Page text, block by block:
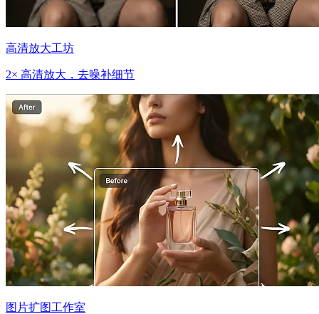
高清放大工坊
2× 高清放大，去噪补细节
图片扩图工作室